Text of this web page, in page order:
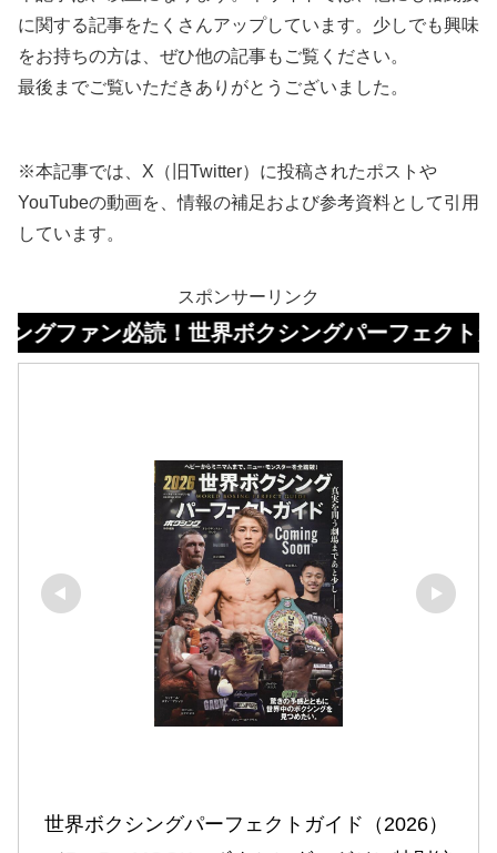
に関する記事をたくさんアップしています。少しでも興味
をお持ちの方は、ぜひ他の記事もご覧ください。
最後までご覧いただきありがとうございました。
※本記事では、X（旧Twitter）に投稿されたポストや
YouTubeの動画を、情報の補足および参考資料として引用
しています。
スポンサーリンク
必読！世界ボクシングパーフェクトガイドはコ
世界ボクシングパーフェクトガイド（2026）